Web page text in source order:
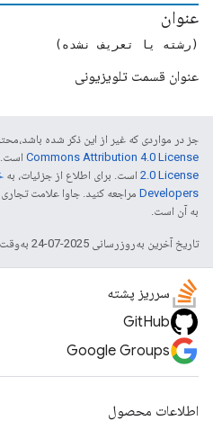
عنوان
(رشته یا تعریف نشده)
عنوان قسمت تلویزیونی
جز در مواردی که غیر از این ذکر شده
Commons Attribution 4.0 License است.
2.0 License است. برای اطلاع از جزئیات، به
Developers‏
به آن است.
تاریخ آخرین به‌روزرسانی 2025-07-24 به‌وقت ساعت هماهنگ جهانی.
سرریز پشته
GitHub
Google Groups
اطلاعات محصول